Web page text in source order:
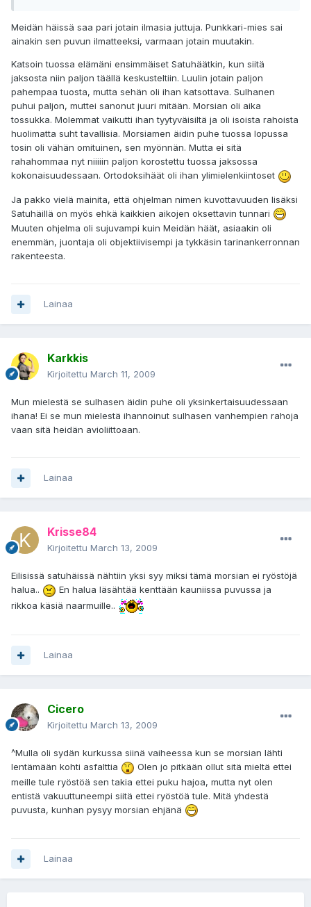
Meidän häissä saa pari jotain ilmasia juttuja. Punkkari-mies sai
ainakin sen puvun ilmatteeksi, varmaan jotain muutakin.
Katsoin tuossa elämäni ensimmäiset Satuhäätkin, kun siitä
jaksosta niin paljon täällä keskusteltiin. Luulin jotain paljon
pahempaa tuosta, mutta sehän oli ihan katsottava. Sulhanen
puhui paljon, muttei sanonut juuri mitään. Morsian oli aika
tossukka. Molemmat vaikutti ihan tyytyväisiltä ja oli isoista rahoista
huolimatta suht tavallisia. Morsiamen äidin puhe tuossa lopussa
tosin oli vähän omituinen, sen myönnän. Mutta ei sitä
rahahommaa nyt niiiiin paljon korostettu tuossa jaksossa
kokonaisuudessaan. Ortodoksihäät oli ihan ylimielenkiintoset
Ja pakko vielä mainita, että ohjelman nimen kuvottavuuden lisäksi
Satuhäillä on myös ehkä kaikkien aikojen oksettavin tunnari
Muuten ohjelma oli sujuvampi kuin Meidän häät, asiaakin oli
enemmän, juontaja oli objektiivisempi ja tykkäsin tarinankerronnan
rakenteesta.
Lainaa
Karkkis
Kirjoitettu March 11, 2009
Mun mielestä se sulhasen äidin puhe oli yksinkertaisuudessaan
ihana! Ei se mun mielestä ihannoinut sulhasen vanhempien rahoja
vaan sitä heidän avioliittoaan.
Lainaa
Krisse84
Kirjoitettu March 13, 2009
Eilisissä satuhäissä nähtiin yksi syy miksi tämä morsian ei ryöstöjä
halua..
En halua läsähtää kenttään kauniissa puvussa ja
rikkoa käsiä naarmuille..
Lainaa
Cicero
Kirjoitettu March 13, 2009
^Mulla oli sydän kurkussa siinä vaiheessa kun se morsian lähti
lentämään kohti asfalttia
Olen jo pitkään ollut sitä mieltä ettei
meille tule ryöstöä sen takia ettei puku hajoa, mutta nyt olen
entistä vakuuttuneempi siitä ettei ryöstöä tule. Mitä yhdestä
puvusta, kunhan pysyy morsian ehjänä
Lainaa